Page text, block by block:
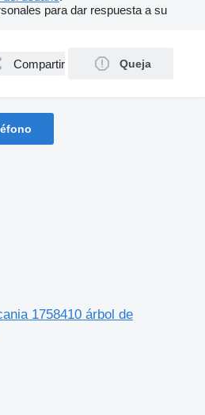
para dar respuesta a su
Compartir Queja
1758410 árbol de